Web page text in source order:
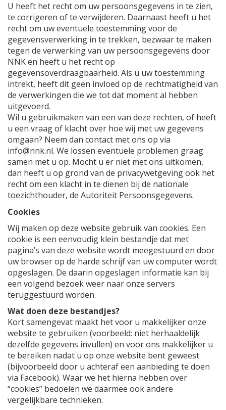
U heeft het recht om uw persoonsgegevens in te zien,
te corrigeren of te verwijderen. Daarnaast heeft u het
recht om uw eventuele toestemming voor de
gegevensverwerking in te trekken, bezwaar te maken
tegen de verwerking van uw persoonsgegevens door
NNK en heeft u het recht op
gegevensoverdraagbaarheid. Als u uw toestemming
intrekt, heeft dit geen invloed op de rechtmatigheid van
de verwerkingen die we tot dat moment al hebben
uitgevoerd.
Wil u gebruikmaken van een van deze rechten, of heeft
u een vraag of klacht over hoe wij met uw gegevens
omgaan? Neem dan contact met ons op via
info@nnk.nl. We lossen eventuele problemen graag
samen met u op. Mocht u er niet met ons uitkomen,
dan heeft u op grond van de privacywetgeving ook het
recht om een klacht in te dienen bij de nationale
toezichthouder, de Autoriteit Persoonsgegevens.
Cookies
Wij maken op deze website gebruik van cookies. Een
cookie is een eenvoudig klein bestandje dat met
pagina’s van deze website wordt meegestuurd en door
uw browser op de harde schrijf van uw computer wordt
opgeslagen. De daarin opgeslagen informatie kan bij
een volgend bezoek weer naar onze servers
teruggestuurd worden.
Wat doen deze bestandjes?
Kort samengevat maakt het voor u makkelijker onze
website te gebruiken (voorbeeld: niet herhaaldelijk
dezelfde gegevens invullen) en voor ons makkelijker u
te bereiken nadat u op onze website bent geweest
(bijvoorbeeld door u achteraf een aanbieding te doen
via Facebook). Waar we het hierna hebben over
“cookies” bedoelen we daarmee ook andere
vergelijkbare technieken.